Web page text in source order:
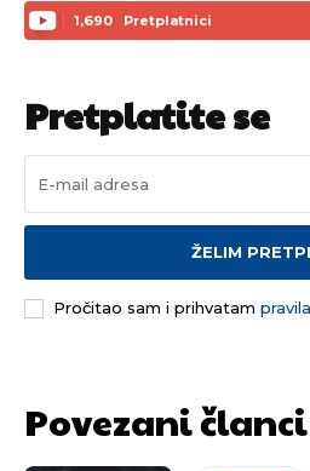
1,690 Pretplatnici
Pretplatite se
ŽELIM
Pročitao sam i prihvatam
Povezani članci